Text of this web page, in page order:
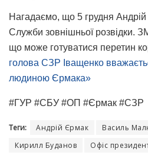
Нагадаємо, що 5 грудня
Служби зовнішньої розвідки.
що може готуватися перетин
голова СЗР Іващенко
людиною Єрмака»
#ГУР #СБУ #ОП #Єрмак #СЗР
Теги: Андрій Єрмак Василь
Кирилл Буданов
Офіс